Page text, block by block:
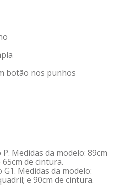
botão nos punhos
Medidas da modelo: 89cm
de cintura.
Medidas da modelo:
e 90cm de cintura.